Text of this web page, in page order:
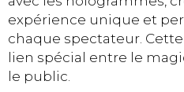
expérience unique et
chaque spectateur.
lien spécial entre le
le public.